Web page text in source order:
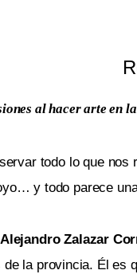
al hacer arte en
todo lo que
y todo parece
Alejandro Zalazar
la provincia. Él es